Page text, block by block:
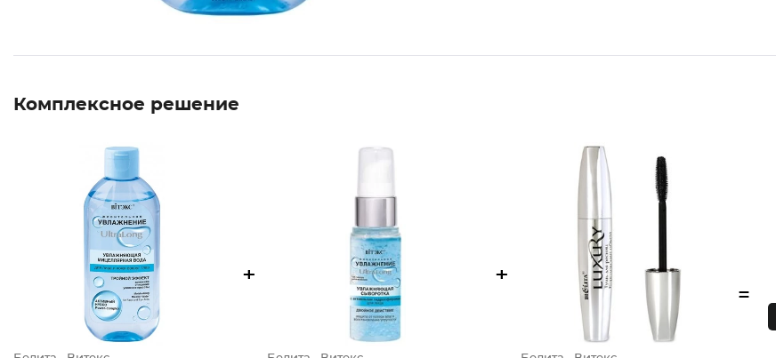
Комплексное решение
+ +
=